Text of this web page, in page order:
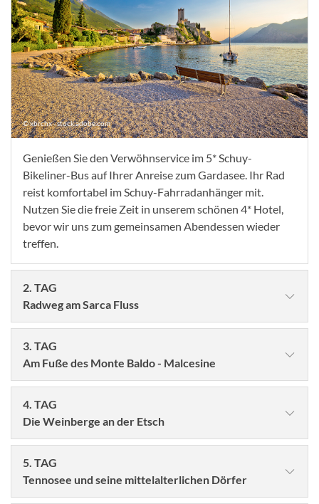
© xbrchx - stock.adobe.com
Genießen Sie den Verwöhnservice im 5* Schuy-
Bikeliner-Bus auf Ihrer Anreise zum Gardasee. Ihr Rad
reist komfortabel im Schuy-Fahrradanhänger mit.
Nutzen Sie die freie Zeit in unserem schönen 4* Hotel,
bevor wir uns zum gemeinsamen Abendessen wieder
treffen.
2. TAG
Radweg am Sarca Fluss
3. TAG
Am Fuße des Monte Baldo - Malcesine
4. TAG
Die Weinberge an der Etsch
5. TAG
Tennosee und seine mittelalterlichen Dörfer